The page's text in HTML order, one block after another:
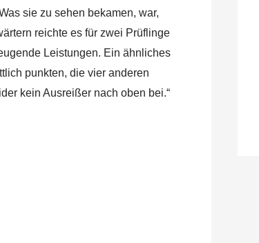
sie zu sehen bekamen, war,
reichte es für zwei Prüflinge
Leistungen. Ein ähnliches
punkten, die vier anderen
kein Ausreißer nach oben bei.“